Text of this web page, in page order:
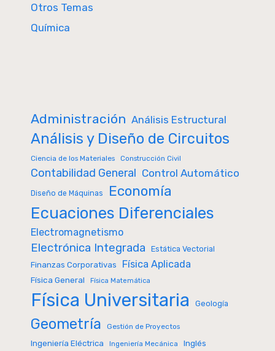
Otros Temas
Química
Administración Análisis Estructural
Análisis y Diseño de Circuitos
Ciencia de los Materiales Construcción Civil
Contabilidad General Control Automático
Diseño de Máquinas Economía
Ecuaciones Diferenciales
Electromagnetismo
Electrónica Integrada
Estática Vectorial
Finanzas Corporativas
Física Aplicada
Física General Física Matemática
Física Universitaria Geología
Geometría Gestión de Proyectos
Ingeniería Eléctrica Ingeniería Mecánica
Inglés